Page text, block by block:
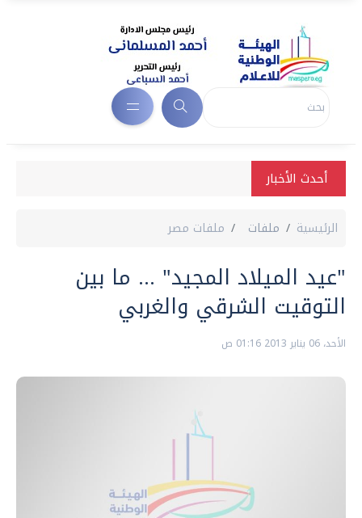
أحدث الأخبار
الرئيسية ملفات ملفات مصر
"عيد الميلاد المجيد" ... ما بين
التوقيت الشرقي والغربي
الأحد، 06 يناير 2013 01:16 ص